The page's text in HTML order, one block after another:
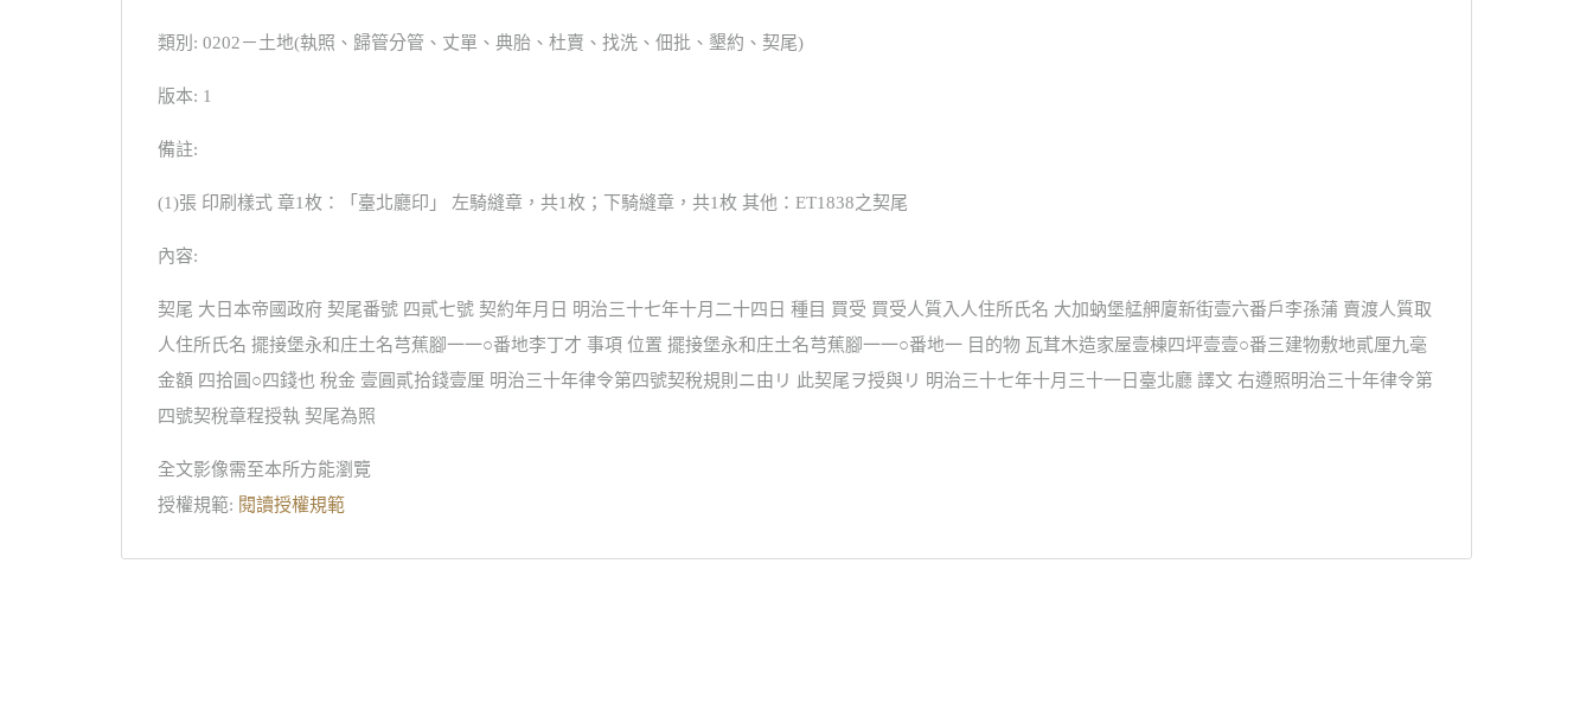
類別: 0202－土地(執照、歸管分管、丈單、典胎、杜賣、找洗、佃批、墾約、契尾)
版本: 1
備註:
(1)張 印刷樣式 章1枚：「臺北廳印」 左騎縫章，共1枚；下騎縫章，共1枚 其他：ET1838之契尾
內容:
契尾 大日本帝國政府 契尾番號 四貳七號 契約年月日 明治三十七年十月二十四日 種目 買受 買受人質入人住所氏名 大加蚋堡艋舺廈新街壹六番戶李孫蒲 賣渡人質取
人住所氏名 擺接堡永和庄土名芎蕉腳一一○番地李丁才 事項 位置 擺接堡永和庄土名芎蕉腳一一○番地一 目的物 瓦茸木造家屋壹棟四坪壹壹○番三建物敷地貳厘九毫
金額 四拾圓○四錢也 稅金 壹圓貳拾錢壹厘 明治三十年律令第四號契稅規則ニ由リ 此契尾ヲ授與リ 明治三十七年十月三十一日臺北廳 譯文 右遵照明治三十年律令第
四號契稅章程授執 契尾為照
全文影像需至本所方能瀏覽
授權規範: 閱讀授權規範